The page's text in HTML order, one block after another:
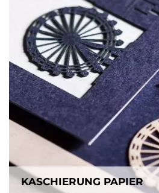
KASCHIERUNG PAPIER